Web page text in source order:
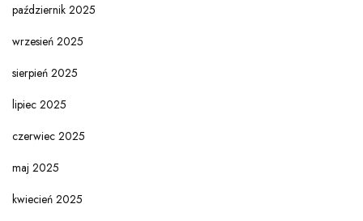
październik 2025
wrzesień 2025
sierpień 2025
lipiec 2025
czerwiec 2025
maj 2025
kwiecień 2025